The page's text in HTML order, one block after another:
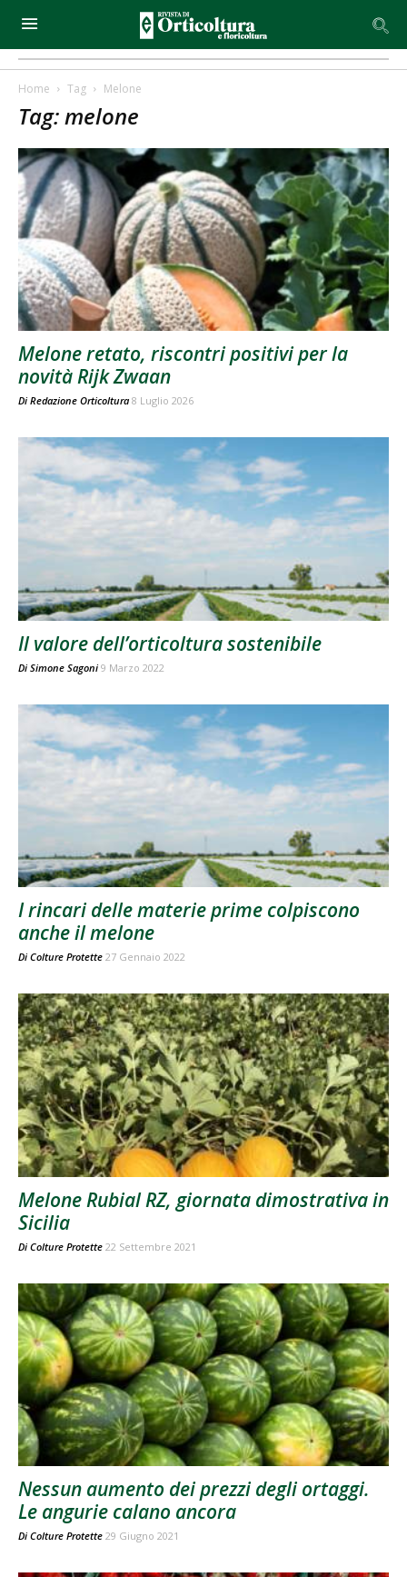
Home Tag Melone
Tag: melone
Melone retato, riscontri positivi per la
novità Rijk Zwaan
Di Redazione Orticoltura 8 Luglio 2026
Il valore dell’orticoltura sostenibile
Di Simone Sagoni 9 Marzo 2022
I rincari delle materie prime colpiscono
anche il melone
Di Colture Protette 27 Gennaio 2022
Melone Rubial RZ, giornata dimostrativa in
Sicilia
Di Colture Protette 22 Settembre 2021
Nessun aumento dei prezzi degli ortaggi.
Le angurie calano ancora
Di Colture Protette 29 Giugno 2021